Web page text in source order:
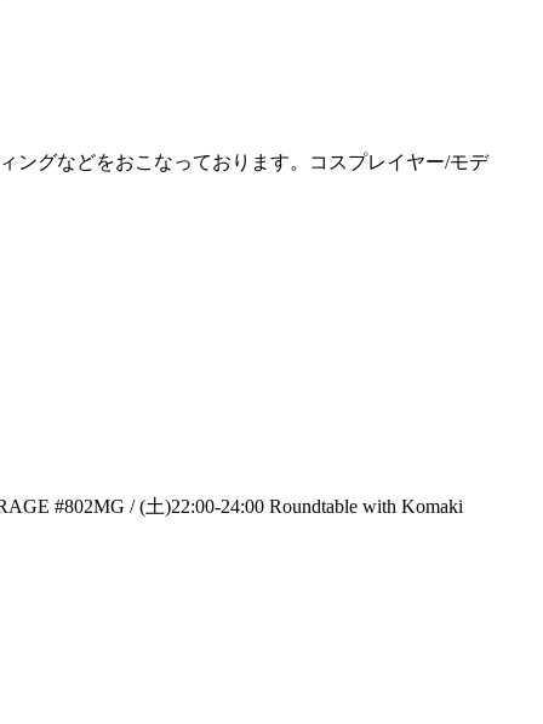
ングなどをおこなっております。コスプレイヤー/モデ
#802MG / (土)22:00-24:00 Roundtable with Komaki